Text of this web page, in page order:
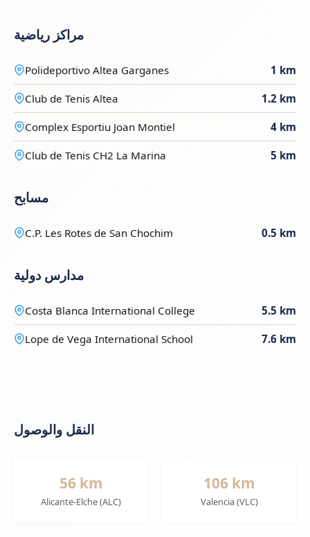
مراكز رياضية
Polideportivo Altea Garganes 1 km
Club de Tenis Altea 1.2 km
Complex Esportiu Joan Montiel 4 km
Club de Tenis CH2 La Marina 5 km
مسابح
C.P. Les Rotes de San Chochim 0.5 km
مدارس دولية
Costa Blanca International College 5.5 km
Lope de Vega International School 7.6 km
النقل والوصول
56 km
Alicante-Elche (ALC)
106 km
Valencia (VLC)